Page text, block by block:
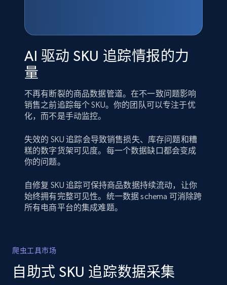
AI 驱动 SKU 追踪情报的力
量
不再有断裂的商品数据管道。在不一致问题影响
销售之前追踪每个 SKU。你的团队可以专注于优
化，而不是手动监控。
失效的 SKU 追踪会导致销售损失、库存问题和糟
糕的数字货架可见度。每一个数据缺口都会变成
你的问题。
自修复 SKU 追踪可保持商品数据持续流动，让你
始终拥有完整可见性。统一数据 schema 可消除跨
所有电商平台的集成难题。
爬虫工具市场
自助式 SKU 追踪数据采集